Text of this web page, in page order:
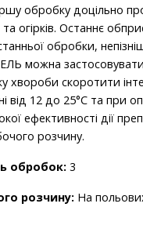
обробку доцільно
огірків. Останнє
обробки,
можна
хвороби скоротити
від 12 до 25°С та при
ефективності дії
розчину.
обробок: 3
розчину: На